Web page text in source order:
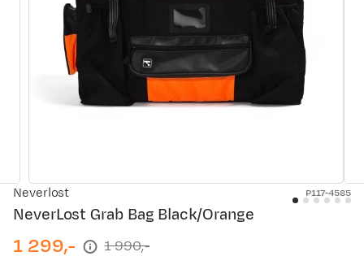
Neverlost P117-4585
NeverLost Grab Bag Black/Orange
discounted
1 299,-
original 1 990,-